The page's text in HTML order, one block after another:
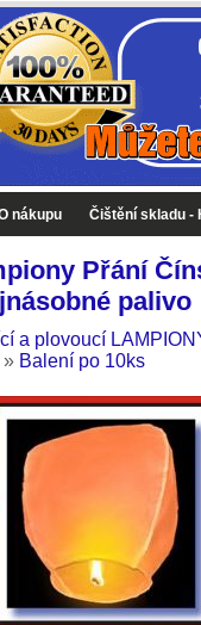
nákupu Čištění skladu -
Přání
palivo
a plovoucí
» Balení po 10ks